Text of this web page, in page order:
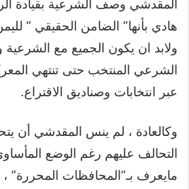
المقدشي وصف الشرعية بقيادة
هادي بأنها” الضامن الحقيقي ”
ولابد ان يكون الجميع مع
الشرعي المنتخب حتى تنتهي
عبر انتخابات وصناديق الاقتراع.
وكالعادة ، لم ينس المقدشي أن
التحالف عليهم رغم الوضع
مايعرف بـ”المحافظات المحررة” ،